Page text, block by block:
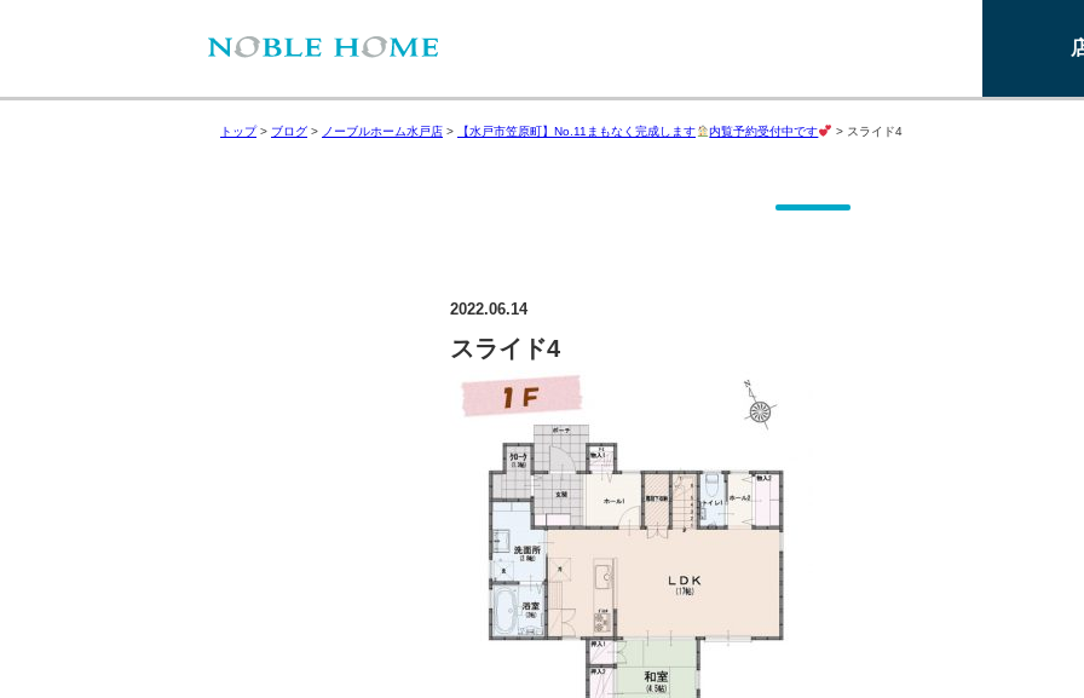
トップ> ブログ > ノーブルホーム水戸店 > 【水戸市笠原町】No.11まもなく完成します 内覧予約受付中です > スライド4
2022.06.14
スライド4